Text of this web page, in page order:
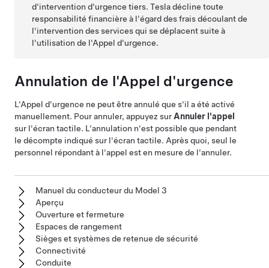
d'intervention d'urgence tiers. Tesla décline toute
responsabilité financière à l'égard des frais découlant de
l'intervention des services qui se déplacent suite à
l'utilisation de l'Appel d'urgence.
Annulation de l'Appel d'urgence
L'Appel d'urgence ne peut être annulé que s'il a été activé
manuellement. Pour annuler, appuyez sur Annuler l'appel
sur l'écran tactile. L'annulation n'est possible que pendant
le décompte indiqué sur l'écran tactile. Après quoi, seul le
personnel répondant à l'appel est en mesure de l'annuler.
Manuel du conducteur du Model 3
Aperçu
Ouverture et fermeture
Espaces de rangement
Sièges et systèmes de retenue de sécurité
Connectivité
Conduite